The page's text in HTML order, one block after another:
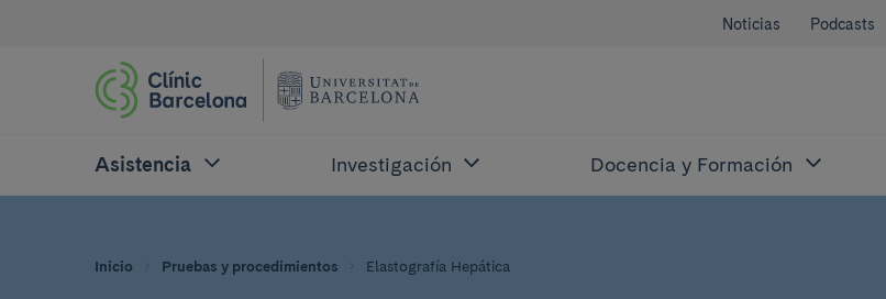
Noticias Podcasts
Asistencia Investigación Docencia y Formación
Inicio Pruebas y procedimientos Elastografía Hepática